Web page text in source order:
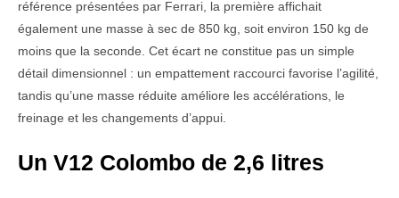
référence présentées par Ferrari, la première affichait
également une masse à sec de 850 kg, soit environ 150 kg de
moins que la seconde. Cet écart ne constitue pas un simple
détail dimensionnel : un empattement raccourci favorise l’agilité,
tandis qu’une masse réduite améliore les accélérations, le
freinage et les changements d’appui.
Un V12 Colombo de 2,6 litres